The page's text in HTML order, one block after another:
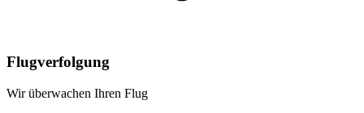
Flugverfolgung
Wir überwachen Ihren Flug